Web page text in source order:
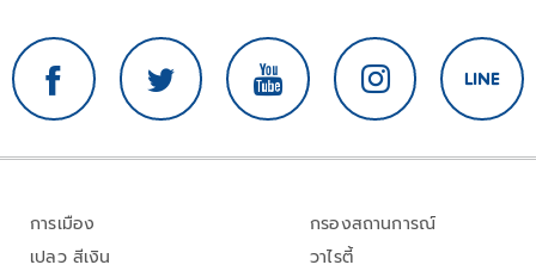
การเมือง
เปลว สีเงิน
กรองสถานการณ์
วาไรตี้